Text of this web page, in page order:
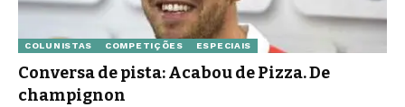
COLUNISTAS COMPETIÇÕES ESPECIAIS
Conversa de pista: Acabou de Pizza. De
champignon